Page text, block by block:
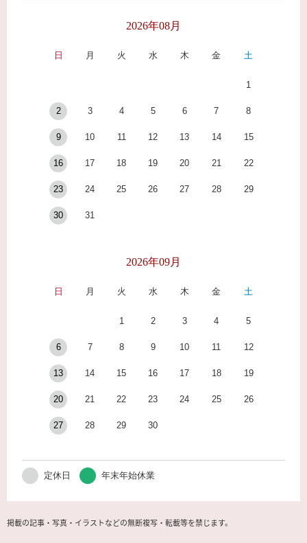
2026年08月
日 月 火 水 木 金 土
1
2 3 4 5 6 7 8
9 10 11 12 13 14 15
16 17 18 19 20 21 22
23 24 25 26 27 28 29
30 31
2026年09月
日 月 火 水 木 金 土
1 2 3 4 5
6 7 8 9 10 11 12
13 14 15 16 17 18 19
20 21 22 23 24 25 26
27 28 29 30
定休日 年末年始休業
掲載の記事・写真・イラストなどの無断複写・転載等を禁じます。